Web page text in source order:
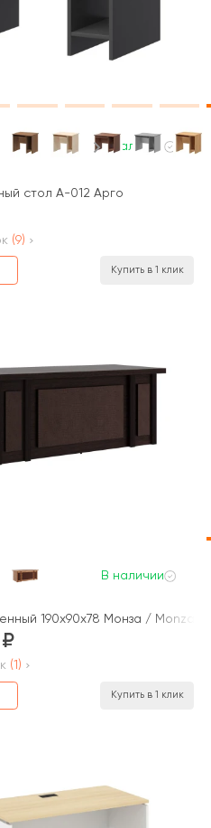
В наличии
стол А-012 Арго
(9)
Купить в 1 клик
В наличии
190x90x78 Монза / Monza
(1)
Купить в 1 клик